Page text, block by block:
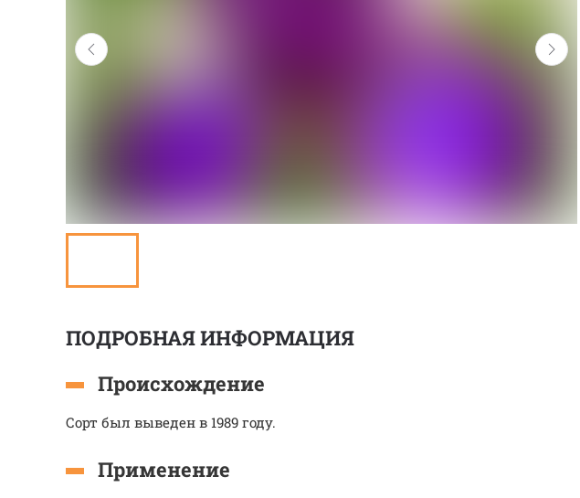
ПОДРОБНАЯ ИНФОРМАЦИЯ
Происхождение
Сорт был выведен в 1989 году.
Применение